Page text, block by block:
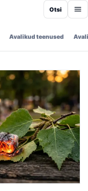
Avalikud teenused
Otsi